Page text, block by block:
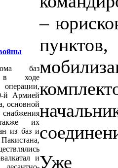
баз
в ходе
й Армией
основной
их
из баз и
и
–
Уже